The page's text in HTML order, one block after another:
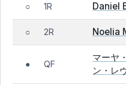
○ 1R Daniel
○ 2R Noelia
● QF
マーヤ
ン・レ